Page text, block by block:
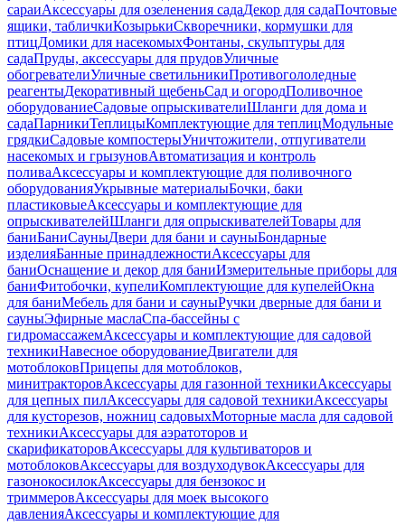
сараиАксессуары для озеленения садаДекор для садаПочтовые
ящики, табличкиКозырькиСкворечники, кормушки для
птицДомики для насекомыхФонтаны, скульптуры для
садаПруды, аксессуары для прудовУличные
обогревателиУличные светильникиПротивогололедные
реагентыДекоративный щебеньСад и огородПоливочное
оборудованиеСадовые опрыскивателиШланги для дома и
садаПарникиТеплицыКомплектующие для теплицМодульные
грядкиСадовые компостерыУничтожители, отпугиватели
насекомых и грызуновАвтоматизация и контроль
поливаАксессуары и комплектующие для поливочного
оборудованияУкрывные материалыБочки, баки
пластиковыеАксессуары и комплектующие для
опрыскивателейШланги для опрыскивателейТовары для
баниБаниСауныДвери для бани и сауныБондарные
изделияБанные принадлежностиАксессуары для
баниОснащение и декор для баниИзмерительные приборы для
баниФитобочки, купелиКомплектующие для купелейОкна
для баниМебель для бани и сауныРучки дверные для бани и
сауныЭфирные маслаСпа-бассейны с
гидромассажемАксессуары и комплектующие для садовой
техникиНавесное оборудованиеДвигатели для
мотоблоковПрицепы для мотоблоков,
минитракторовАксессуары для газонной техникиАксессуары
для цепных пилАксессуары для садовой техникиАксессуары
для кусторезов, ножниц садовыхМоторные масла для садовой
техникиАксессуары для аэратоторов и
скарификаторовАксессуары для культиваторов и
мотоблоковАксессуары для воздуходувокАксессуары для
газонокосилокАксессуары для бензокос и
триммеровАксессуары для моек высокого
давленияАксессуары и комплектующие для